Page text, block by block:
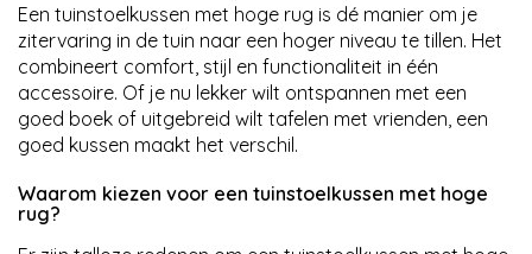
Een tuinstoelkussen met hoge rug is dé manier om je
zitervaring in de tuin naar een hoger niveau te tillen. Het
combineert comfort, stijl en functionaliteit in één
accessoire. Of je nu lekker wilt ontspannen met een
goed boek of uitgebreid wilt tafelen met vrienden, een
goed kussen maakt het verschil.
Waarom kiezen voor een tuinstoelkussen met hoge
rug?